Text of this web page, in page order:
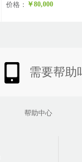
价格： ￥80,000
需要帮助
帮助中心